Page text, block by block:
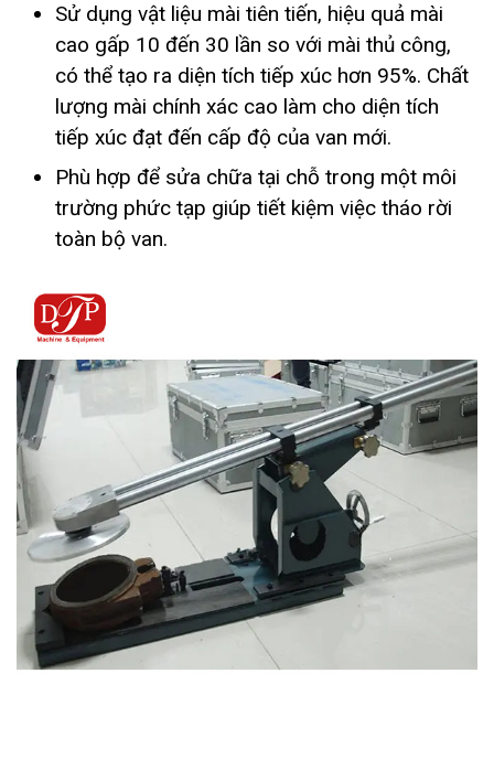
Sử dụng vật liệu mài tiên tiến, hiệu quả mài
cao gấp 10 đến 30 lần so với mài thủ công,
có thể tạo ra diện tích tiếp xúc hơn 95%. Chất
lượng mài chính xác cao làm cho diện tích
tiếp xúc đạt đến cấp độ của van mới.
Phù hợp để sửa chữa tại chỗ trong một môi
trường phức tạp giúp tiết kiệm việc tháo rời
toàn bộ van.